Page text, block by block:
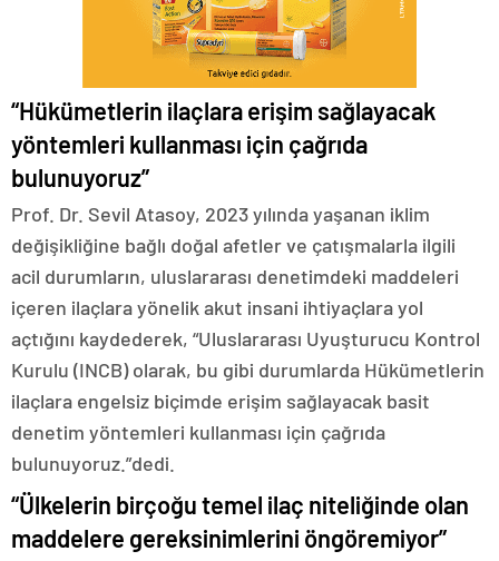
“Hükümetlerin ilaçlara erişim sağlayacak
yöntemleri kullanması için çağrıda
bulunuyoruz”
Prof. Dr. Sevil Atasoy, 2023 yılında yaşanan iklim
değişikliğine bağlı doğal afetler ve çatışmalarla ilgili
acil durumların, uluslararası denetimdeki maddeleri
içeren ilaçlara yönelik akut insani ihtiyaçlara yol
açtığını kaydederek, “Uluslararası Uyuşturucu Kontrol
Kurulu (INCB) olarak, bu gibi durumlarda Hükümetlerin
ilaçlara engelsiz biçimde erişim sağlayacak basit
denetim yöntemleri kullanması için çağrıda
bulunuyoruz.”dedi.
“Ülkelerin birçoğu temel ilaç niteliğinde olan
maddelere gereksinimlerini öngöremiyor”